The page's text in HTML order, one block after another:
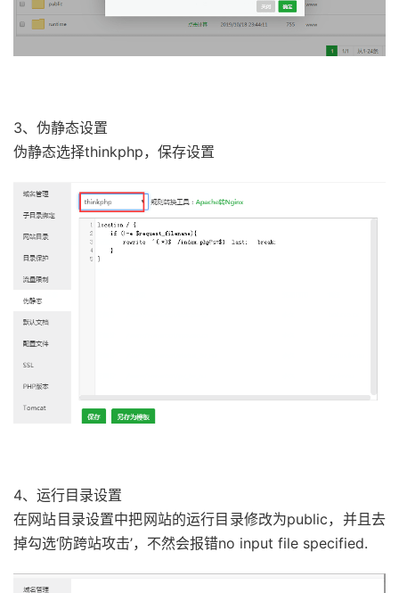
3、伪静态设置
伪静态选择thinkphp，保存设置
4、运行目录设置
在网站目录设置中把网站的运行目录修改为public，并且去
掉勾选‘防跨站攻击’，不然会报错no input file specified.